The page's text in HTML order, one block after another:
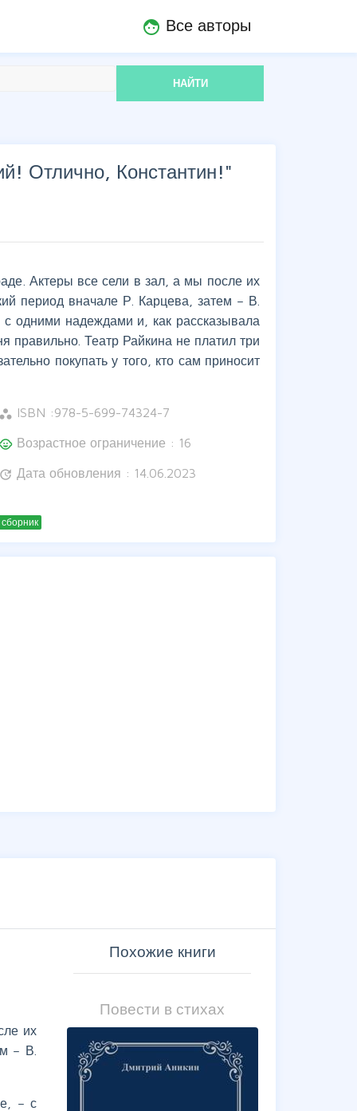
face Все авторы
НАЙТИ
Отлично, Константин!"
Актеры все сели в зал, а мы после их
период вначале Р. Карцева, затем – В.
одними надеждами и, как рассказывала
Театр Райкина не платил три
покупать у того, кто сам приносит
workspaces ISBN :978-5-699-74324-7
Возрастное ограничение : 16
update Дата обновления : 14.06.2023
их
– В.
– с
Похожие книги
Повести в стихах